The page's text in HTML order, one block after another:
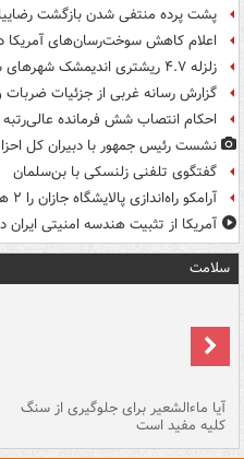
پشت پرده منتفی شدن بازگشت
اعلام کاهش سوخت‌رسان‌های آمریکا
زلزله ۴.۷ ریشتری اندیمشک شهرهای شمال خوزستان را لرزاند
گزارش رسانه غربی از جزئیات ضربات
احکام انتصاب شش فرمانده
نشست رئیس جمهور با دبیران کل
گفتگوی تلفنی زلنسکی با بن‌سلمان
آرامکو راه‌اندازی پالایشگاه جازان را ۲ هفته به تعویق انداخت
آمریکا از تثبیت هندسه امنیتی
سلامت
آیا ماءالشعیر برای جلوگیری از سنگ
کلیه مفید است